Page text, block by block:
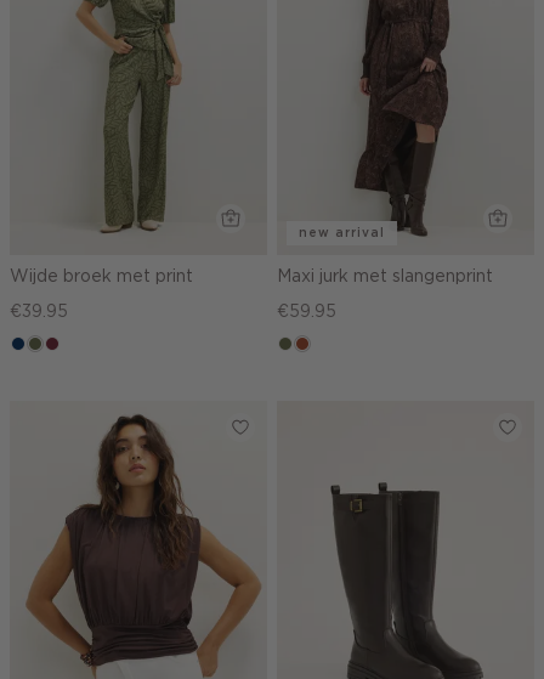
Wijde broek met print
€39.95
donkerblauw
groen,
brique
new arrival
Maxi jurk met slangenprint
€59.95
groen,
bruin